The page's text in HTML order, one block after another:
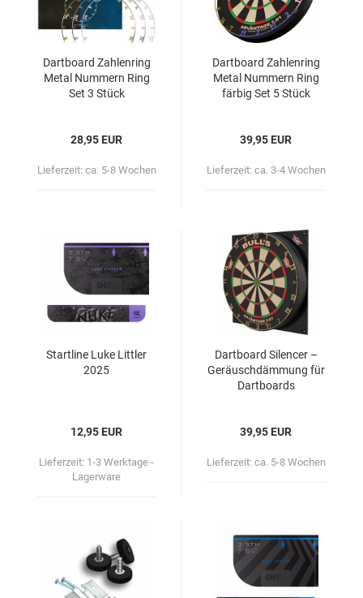
Dart­board Zah­len­ring
Metal Num­mern Ring
Set 3 Stück
28,95 EUR
Lieferzeit: ca. 5-8 Wochen
Dart­board Zah­len­ring
Metal Num­mern Ring
fär­big Set 5 Stück
39,95 EUR
Lieferzeit: ca. 3-4 Wochen
Start­li­ne Luke Litt­ler
2025
12,95 EUR
Lieferzeit: 1-3 Werktage -
Lagerware
Dart­board Si­len­cer –
Ge­räusch­däm­mung für
Dart­boards
39,95 EUR
Lieferzeit: ca. 5-8 Wochen